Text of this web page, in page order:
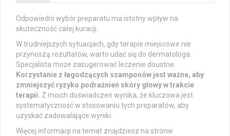
Odpowiedni wybór preparatu ma istotny wpływ na
skuteczność całej kuracji.
W trudniejszych sytuacjach, gdy terapie miejscowe nie
przynoszą rezultatów, warto udać się do dermatologa.
Specjalista może zasugerować leczenie doustne.
Korzystanie z łagodzących szamponów jest ważne, aby
zmniejszyć ryzyko podrażnień skóry głowy w trakcie
terapii. Z moich doświadczeń wynika, że kluczowa jest
systematyczność w stosowaniu tych preparatów, aby
uzyskać zadowalające wyniki.
Więcej informacji na temat znajdziesz na stronie